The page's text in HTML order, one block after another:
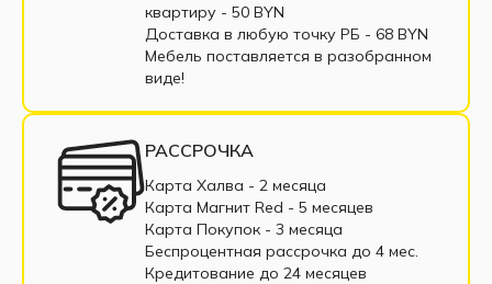
квартиру - 50 BYN
Доставка в любую точку РБ - 68 BYN
Мебель поставляется в разобранном
виде!
РАССРОЧКА
Карта Халва - 2 месяца
Карта Магнит Red - 5 месяцев
Карта Покупок - 3 месяца
Беспроцентная рассрочка до 4 мес.
Кредитование до 24 месяцев